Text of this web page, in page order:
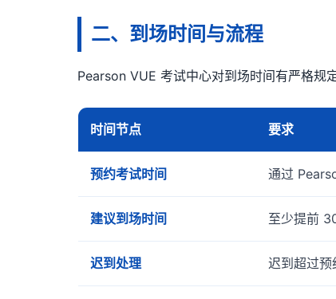
二、到场时间与流程
Pearson VUE 考试中心对到场时间有严格规定
时间节点 要求
预约考试时间 通过
建议到场时间 至少提前
迟到处理 迟到超过